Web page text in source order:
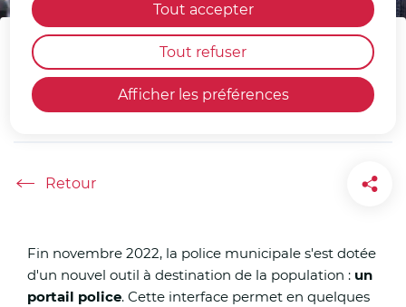
Afficher les préférences
Tout accepter
Tout refuser
L'application de la police
municipale
Accueil
Fin novembre 2022, la police municipale s'est dotée
d'un nouvel outil à destination de la population : un
portail police. Cette interface permet en quelques